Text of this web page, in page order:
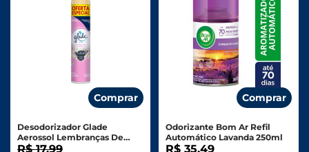
Comprar
Desodorizador Glade
Aerossol Lembranças De
Infância 360ml Oferta
R$ 17,99
Comprar
Odorizante Bom Ar Refil
Automático Lavanda 250ml
R$ 35,49